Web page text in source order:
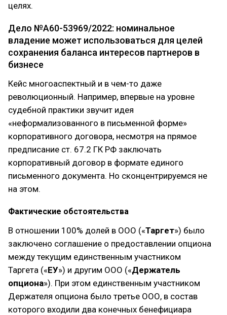
целях.
Дело №А60-53969/2022: номинальное
владение может использоваться для целей
сохранения баланса интересов партнеров в
бизнесе
Кейс многоаспектный и в чем-то даже
революционный. Например, впервые на уровне
судебной практики звучит идея
«неформализованного в письменной форме»
корпоративного договора, несмотря на прямое
предписание ст. 67.2 ГК РФ заключать
корпоративный договор в формате единого
письменного документа. Но сконцентрируемся не
на этом.
Фактические обстоятельства
В отношении 100% долей в ООО («Таргет») было
заключено соглашение о предоставлении опциона
между текущим единственным участником
Таргета («ЕУ») и другим ООО («Держатель
опциона»). При этом единственным участником
Держателя опциона было третье ООО, в состав
которого входили два конечных бенефициара